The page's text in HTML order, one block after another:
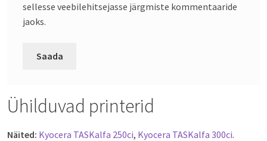
sellesse veebilehitsejasse järgmiste kommentaaride
jaoks.
Ühilduvad printerid
Näited: Kyocera TASKalfa 250ci, Kyocera TASKalfa 300ci.